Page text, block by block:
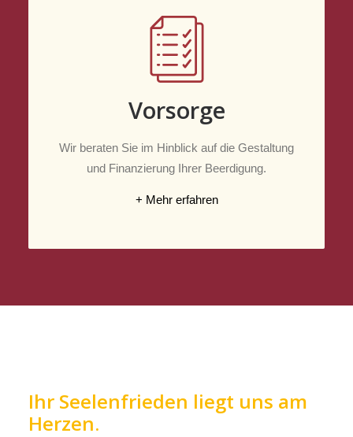
Vorsorge
Wir beraten Sie im Hinblick auf die Gestaltung
und Finanzierung Ihrer Beerdigung.
+ Mehr erfahren
Ihr Seelenfrieden liegt uns am
Herzen.